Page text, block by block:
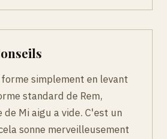
simplement en levant
standard de Rem,
Mi aigu a vide. C'est un
sonne merveilleusement